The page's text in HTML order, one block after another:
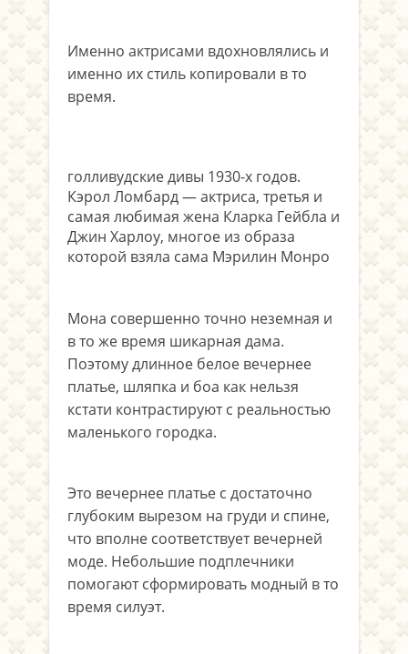
Именно актрисами вдохновлялись и
именно их стиль копировали в то
время.
голливудские дивы 1930-х годов.
Кэрол Ломбард — актриса, третья и
самая любимая жена Кларка Гейбла и
Джин Харлоу, многое из образа
которой взяла сама Мэрилин Монро
Мона совершенно точно неземная и
в то же время шикарная дама.
Поэтому длинное белое вечернее
платье, шляпка и боа как нельзя
кстати контрастируют с реальностью
маленького городка.
Это вечернее платье с достаточно
глубоким вырезом на груди и спине,
что вполне соответствует вечерней
моде. Небольшие подплечники
помогают сформировать модный в то
время силуэт.